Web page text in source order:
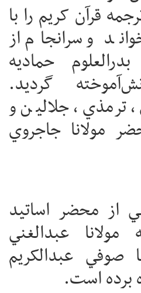
قرآن کريم را با
و سرانجام از
حماديه
گرديد.
ترمذي، جلالين و
مولانا جاجروي
از محضر اساتيد
عبدالغني
صوفي عبدالکريم
برده است.